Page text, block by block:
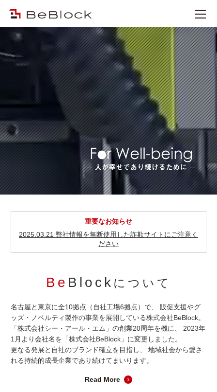
重要なお知らせ
2025.03.21 弊社情報を無断使用した詐欺サイトにご注意く
ださい
Be Block について
名古屋と東京に全10拠点（自社工場6拠点）で、
販促支援やグ
ッズ・ノベルティ製作の事業を展開している株式会社BeBlock。
「株式会社シー・アール・エム」の創業20周年を機に、
2023年
1月より会社名を「株式会社BeBlock」に変更しました。
更なる発展と自社のブランド確立を目指し、
地域社会から愛さ
れる持続的成長企業であり続けてまいります。
Read More